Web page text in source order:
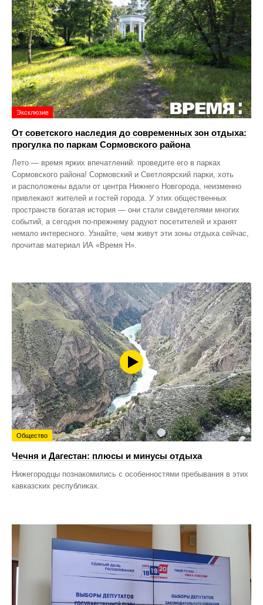
Эксклюзив
От советского наследия до современных зон отдыха:
прогулка по паркам Сормовского района
Лето — время ярких впечатлений: проведите его в парках
Сормовского района! Сормовский и Светлоярский парки, хоть
и расположены вдали от центра Нижнего Новгорода, неизменно
привлекают жителей и гостей города. У этих общественных
пространств богатая история — они стали свидетелями многих
событий, а сегодня по‑прежнему радуют посетителей и хранят
немало интересного. Узнайте, чем живут эти зоны отдыха сейчас,
прочитав материал ИА «Время Н».
Общество
Чечня и Дагестан: плюсы и минусы отдыха
Нижегородцы познакомились с особенностями пребывания в этих
кавказских республиках.